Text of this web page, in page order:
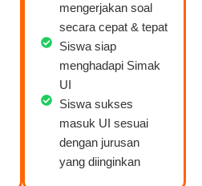
mengerjakan soal
secara cepat & tepat
Siswa siap
menghadapi Simak
UI
Siswa sukses
masuk UI sesuai
dengan jurusan
yang diinginkan